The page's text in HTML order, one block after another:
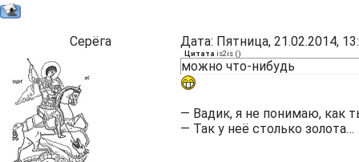
Серёга Дата: Пятница, 21.02.2014,
Цитата is2is ()
можно что-нибудь
— Вадик, я не понимаю, как
— Так у неё столько золота…